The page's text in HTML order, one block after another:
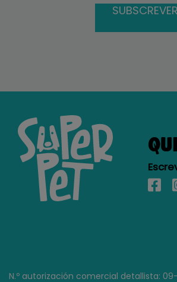
N.º autorización comercial detallista: